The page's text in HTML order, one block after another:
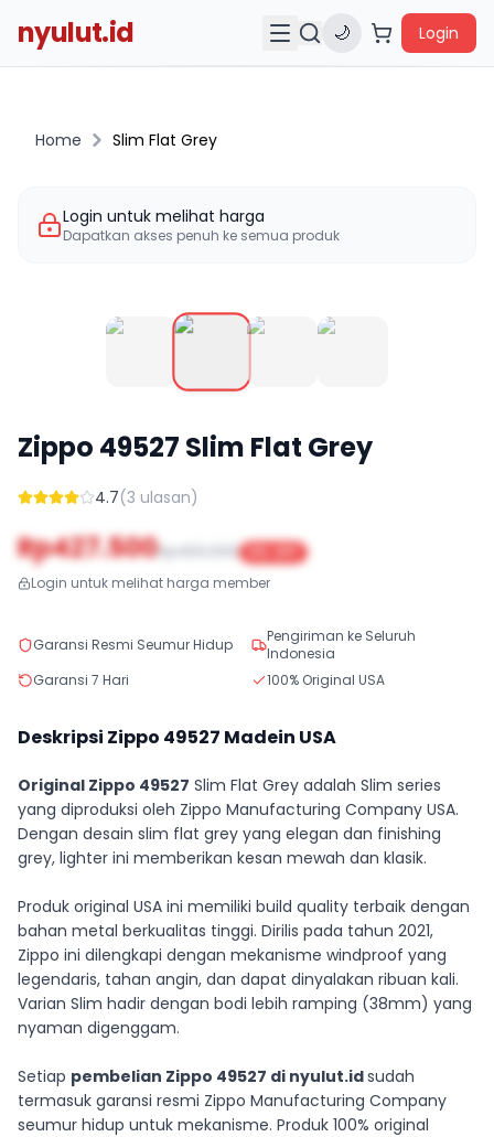
nyulut.id 🌙 Login
Home Slim Flat Grey
Login untuk melihat harga
Dapatkan akses penuh ke semua produk
Zippo 49527 Slim Flat Grey
4.7(3 ulasan)
Rp427.500Rp450.000 5
% OFF
Login untuk melihat harga member
Garansi Resmi Seumur Hidup
Pengiriman ke Seluruh
Indonesia
Garansi 7 Hari
100% Original USA
Deskripsi Zippo 49527 Madein USA
Original Zippo 49527 Slim Flat Grey adalah Slim series
yang diproduksi oleh Zippo Manufacturing Company USA.
Dengan desain slim flat grey yang elegan dan finishing
grey, lighter ini memberikan kesan mewah dan klasik.
Produk original USA ini memiliki build quality terbaik dengan
bahan metal berkualitas tinggi. Dirilis pada tahun 2021,
Zippo ini dilengkapi dengan mekanisme windproof yang
legendaris, tahan angin, dan dapat dinyalakan ribuan kali.
Varian Slim hadir dengan bodi lebih ramping (38mm) yang
nyaman digenggam.
Setiap pembelian Zippo 49527 di nyulut.idsudah
termasuk garansi resmi Zippo Manufacturing Company
seumur hidup untuk mekanisme. Produk 100% original